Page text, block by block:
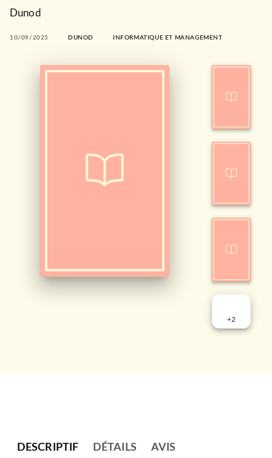
Dunod
10/09/2025 DUNOD INFORMATIQUE ET MANAGEMENT
+2
DESCRIPTIF DÉTAILS AVIS